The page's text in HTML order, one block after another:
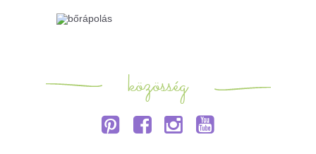
közösség